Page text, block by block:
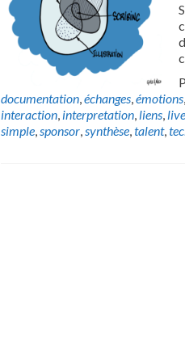
documentation,échanges,émotions,
interaction, interpretation, liens, live
simple,sponsor,synthèse,talent,